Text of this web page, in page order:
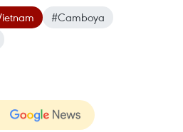
#Camboya